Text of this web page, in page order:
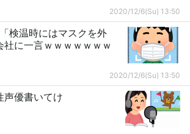
2020/12/6(Su) 13:50
検温時にはマスクを外
に一言ｗｗｗｗｗｗｗ
2020/12/6(Su) 13:50
声優書いてけ